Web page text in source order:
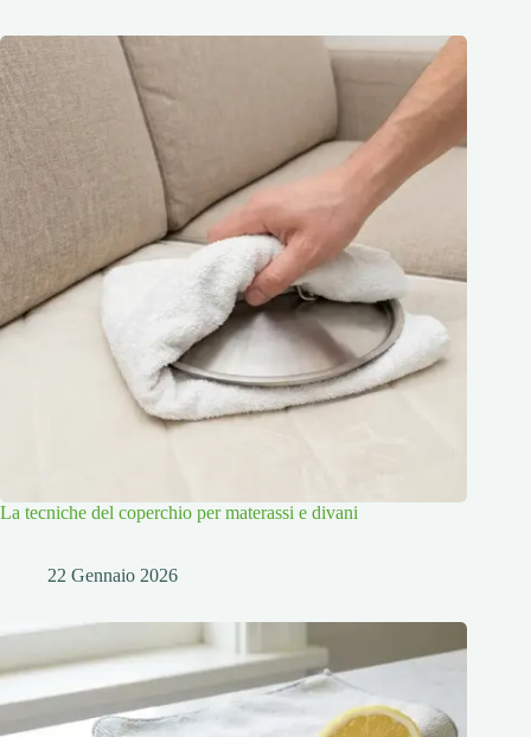
La tecniche del coperchio per materassi e divani
22 Gennaio 2026